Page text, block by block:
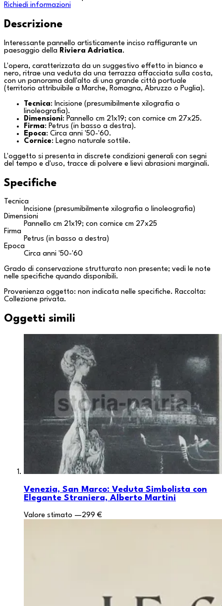
Richiedi informazioni
Descrizione
Interessante pannello artisticamente inciso raffigurante un
paesaggio della Riviera Adriatica.
L'opera, caratterizzata da un suggestivo effetto in bianco e
nero, ritrae una veduta da una terrazza affacciata sulla costa,
con un panorama dall'alto di una grande città portuale
(territorio attribuibile a Marche, Romagna, Abruzzo o Puglia).
Tecnica: Incisione (presumibilmente xilografia o
linoleografia).
Dimensioni: Pannello cm 21x19; con cornice cm 27x25.
Firma: Petrus (in basso a destra).
Epoca: Circa anni '50-'60.
Cornice: Legno naturale sottile.
L'oggetto si presenta in discrete condizioni generali con segni
del tempo e d'uso, tracce di polvere e lievi abrasioni marginali.
Specifiche
Tecnica
Incisione (presumibilmente xilografia o linoleografia)
Dimensioni
Pannello cm 21x19; con cornice cm 27x25
Firma
Petrus (in basso a destra)
Epoca
Circa anni '50-'60
Grado di conservazione strutturato non presente; vedi le note
nelle specifiche quando disponibili.
Provenienza oggetto: non indicata nelle specifiche. Raccolta:
Collezione privata.
Oggetti simili
Venezia, San Marco: Veduta Simbolista con
Elegante Straniera, Alberto Martini
Valore stimato —299 €